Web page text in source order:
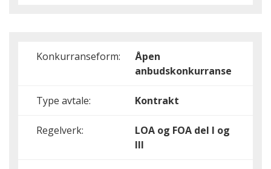
Konkurranseform:
Åpen
anbudskonkurranse
Type avtale: Kontrakt
Regelverk:
LOA og FOA del I og
III